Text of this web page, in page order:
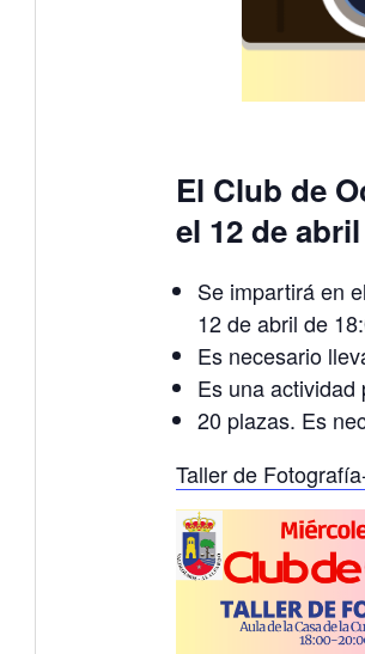
El Club de
el 12 de abril
Se impartirá en
12 de abril de
Es necesario
Es una actividad
20 plazas. Es
Taller de